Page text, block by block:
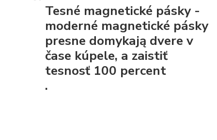
Tesné magnetické pásky -
moderné magnetické pásky
presne domykają dvere v
čase kúpele, a zaistiť
tesnosť 100 percent
.